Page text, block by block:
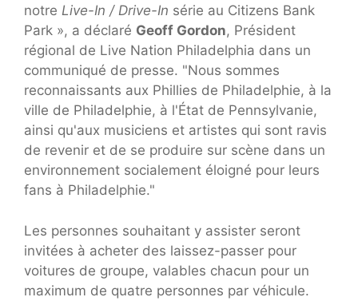
notre Live-In / Drive-In série au Citizens Bank
Park », a déclaré Geoff Gordon, Président
régional de Live Nation Philadelphia dans un
communiqué de presse. "Nous sommes
reconnaissants aux Phillies de Philadelphie, à la
ville de Philadelphie, à l'État de Pennsylvanie,
ainsi qu'aux musiciens et artistes qui sont ravis
de revenir et de se produire sur scène dans un
environnement socialement éloigné pour leurs
fans à Philadelphie."
Les personnes souhaitant y assister seront
invitées à acheter des laissez-passer pour
voitures de groupe, valables chacun pour un
maximum de quatre personnes par véhicule.